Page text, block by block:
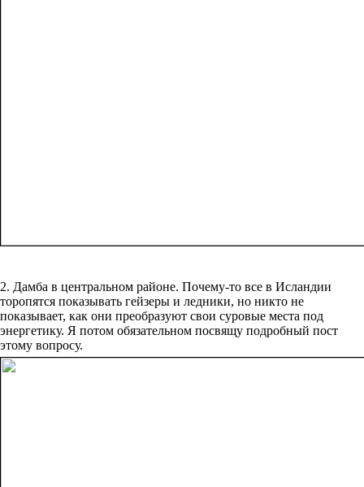
2. Дамба в центральном районе. Почему-то все в Исландии
торопятся показывать гейзеры и ледники, но никто не
показывает, как они преобразуют свои суровые места под
энергетику. Я потом обязательном посвящу подробный пост
этому вопросу.